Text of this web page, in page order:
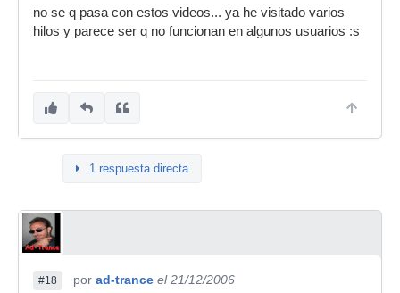
no se q pasa con estos videos... ya he visitado varios
hilos y parece ser q no funcionan en algunos usuarios :s
1 respuesta directa
#18 por ad-trance el 21/12/2006